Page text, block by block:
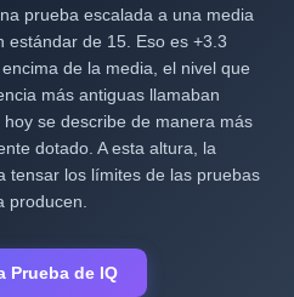
prueba escalada a una media
estándar de 15. Eso es +3.3
de la media, el nivel que
más antiguas llamaban
se describe de manera más
dotado. A esta altura, la
tensar los límites de las pruebas
producen.
Prueba de IQ